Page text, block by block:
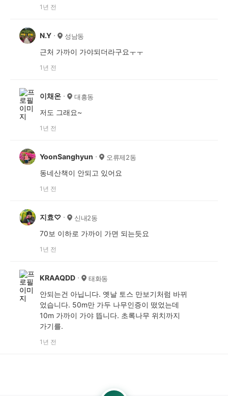
1년 전
N.Y 성남동
근처 가까이 가야되더라구요ㅜㅜ
1년 전
이채온 대흥동
저도 그래요~
1년 전
YoonSanghyun 오류제2동
동네산책이 안되고 있어요
1년 전
지효♡ 신내2동
70보 이하로 가까이 가면 되는듯요
1년 전
KRAAQDD 태화동
안되는건 아닙니다. 옛날 토스 만보기처럼 바뀌
었습니다. 50m만 가두 나무인증이 떴었는데
10m 가까이 가야 뜹니다. 초록나무 위치까지
가기를.
1년 전